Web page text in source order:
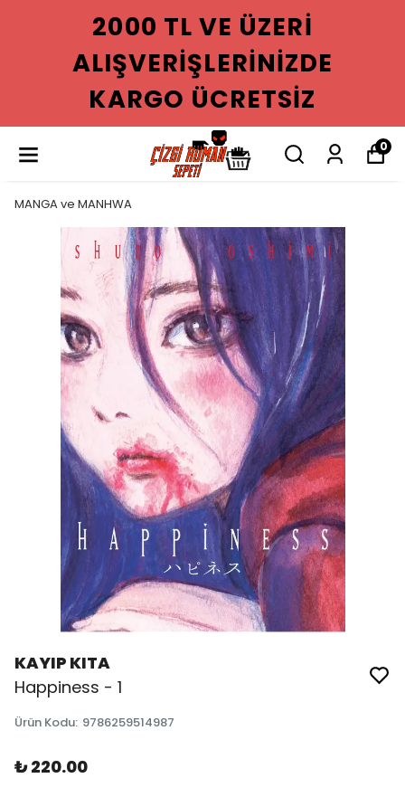
2000 TL VE ÜZERI
ALIŞVERIŞLERINIZDE
KARGO ÜCRETSIZ
0
MANGA ve MANHWA
KAYIP KITA
Happiness - 1
Ürün Kodu: 9786259514987
₺ 220.00